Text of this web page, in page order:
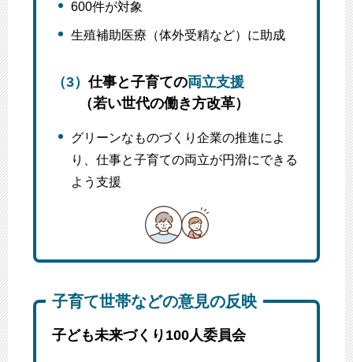
600件が対象
生殖補助医療（体外受精など）に助成
（3）仕事と子育ての両立支援
（若い世代の働き方改革）
グリーンなものづくり企業の推進によ
り、仕事と子育ての両立が円滑にできる
よう支援
子育て世帯などの意見の反映
子ども未来づくり100人委員会